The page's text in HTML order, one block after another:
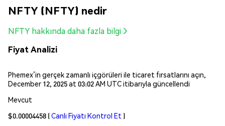
NFTY (NFTY) nedir
NFTY hakkında daha fazla bilgi
Fiyat Analizi
Phemex’in gerçek zamanlı içgörüleri ile ticaret fırsatlarını açın,
December 12, 2025 at 03:02 AM UTC itibarıyla güncellendi
Mevcut
$0.00004458 (Canlı Fiyatı Kontrol Et )